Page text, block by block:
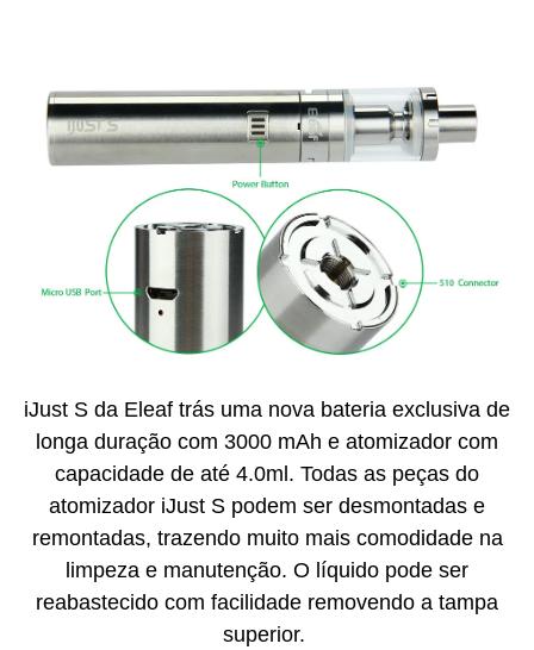
iJust S da Eleaf trás uma nova bateria exclusiva de
longa duração com 3000 mAh e atomizador com
capacidade de até 4.0ml. Todas as peças do
atomizador iJust S podem ser desmontadas e
remontadas, trazendo muito mais comodidade na
limpeza e manutenção. O líquido pode ser
reabastecido com facilidade removendo a tampa
superior.